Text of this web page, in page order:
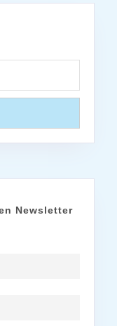
Newsletter